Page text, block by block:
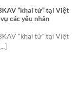
“khai tử” tại Việt
các yếu nhân
"khai tử" tại Việt